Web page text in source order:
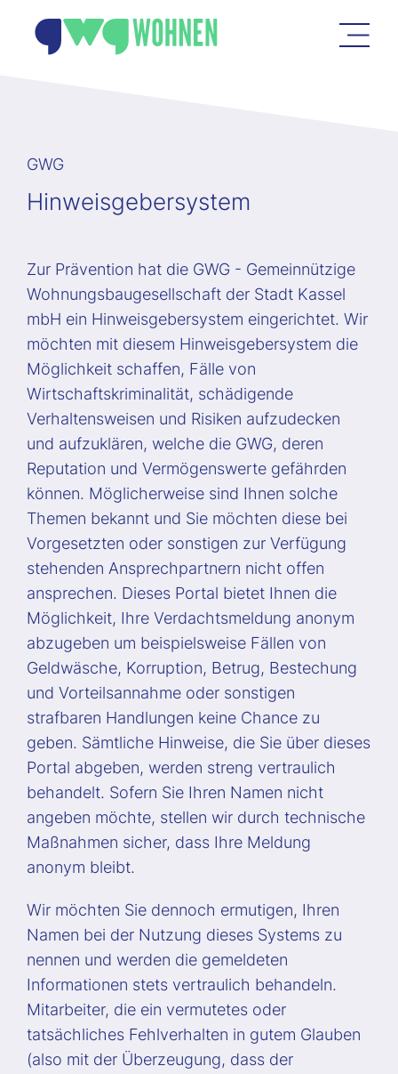
GWG
Hinweisgebersystem
Zur Prävention hat die GWG - Gemeinnützige
Wohnungsbaugesellschaft der Stadt Kassel
mbH ein Hinweisgebersystem eingerichtet. Wir
möchten mit diesem Hinweisgebersystem die
Möglichkeit schaffen, Fälle von
Wirtschaftskriminalität, schädigende
Verhaltensweisen und Risiken aufzudecken
und aufzuklären, welche die GWG, deren
Reputation und Vermögenswerte gefährden
können. Möglicherweise sind Ihnen solche
Themen bekannt und Sie möchten diese bei
Vorgesetzten oder sonstigen zur Verfügung
stehenden Ansprechpartnern nicht offen
ansprechen. Dieses Portal bietet Ihnen die
Möglichkeit, Ihre Verdachtsmeldung anonym
abzugeben um beispielsweise Fällen von
Geldwäsche, Korruption, Betrug, Bestechung
und Vorteilsannahme oder sonstigen
strafbaren Handlungen keine Chance zu
geben. Sämtliche Hinweise, die Sie über dieses
Portal abgeben, werden streng vertraulich
behandelt. Sofern Sie Ihren Namen nicht
angeben möchte, stellen wir durch technische
Maßnahmen sicher, dass Ihre Meldung
anonym bleibt.
Wir möchten Sie dennoch ermutigen, Ihren
Namen bei der Nutzung dieses Systems zu
nennen und werden die gemeldeten
Informationen stets vertraulich behandeln.
Mitarbeiter, die ein vermutetes oder
tatsächliches Fehlverhalten in gutem Glauben
(also mit der Überzeugung, dass der